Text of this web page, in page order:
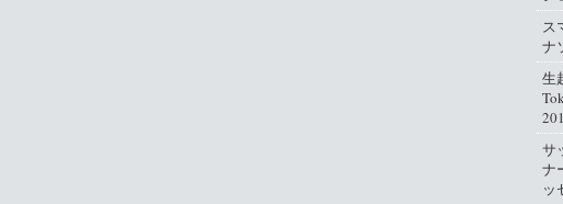
ス
ナ
生
サ
ナ
ッ